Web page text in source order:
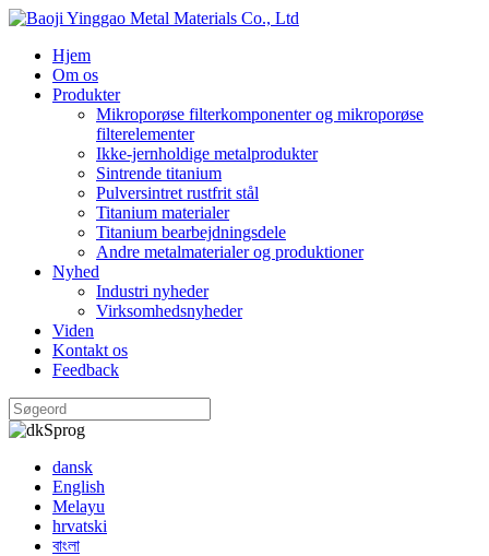
Hjem
Om os
Produkter
Mikroporøse filterkomponenter og mikroporøse
filterelementer
Ikke-jernholdige metalprodukter
Sintrende titanium
Pulversintret rustfrit stål
Titanium materialer
Titanium bearbejdningsdele
Andre metalmaterialer og produktioner
Nyhed
Industri nyheder
Virksomhedsnyheder
Viden
Kontakt os
Feedback
Sprog
dansk
English
Melayu
hrvatski
বাংলা